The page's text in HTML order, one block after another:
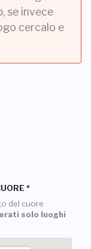
se invece
cercalo e
*
del cuore
solo luoghi